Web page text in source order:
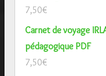
7,50€
Carnet de voyage
pédagogique PDF
7,50€